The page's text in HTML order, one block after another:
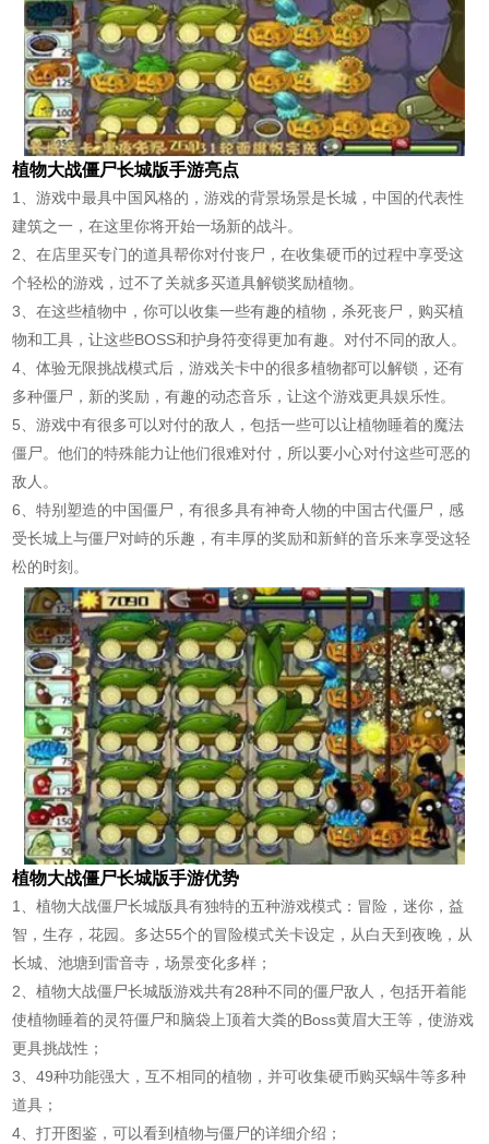
植物大战僵尸长城版手游亮点
1、游戏中最具中国风格的，游戏的背景场景是长城，中国的代表性
建筑之一，在这里你将开始一场新的战斗。
2、在店里买专门的道具帮你对付丧尸，在收集硬币的过程中享受这
个轻松的游戏，过不了关就多买道具解锁奖励植物。
3、在这些植物中，你可以收集一些有趣的植物，杀死丧尸，购买植
物和工具，让这些BOSS和护身符变得更加有趣。对付不同的敌人。
4、体验无限挑战模式后，游戏关卡中的很多植物都可以解锁，还有
多种僵尸，新的奖励，有趣的动态音乐，让这个游戏更具娱乐性。
5、游戏中有很多可以对付的敌人，包括一些可以让植物睡着的魔法
僵尸。他们的特殊能力让他们很难对付，所以要小心对付这些可恶的
敌人。
6、特别塑造的中国僵尸，有很多具有神奇人物的中国古代僵尸，感
受长城上与僵尸对峙的乐趣，有丰厚的奖励和新鲜的音乐来享受这轻
松的时刻。
植物大战僵尸长城版手游优势
1、植物大战僵尸长城版具有独特的五种游戏模式：冒险，迷你，益
智，生存，花园。多达55个的冒险模式关卡设定，从白天到夜晚，从
长城、池塘到雷音寺，场景变化多样；
2、植物大战僵尸长城版游戏共有28种不同的僵尸敌人，包括开着能
使植物睡着的灵符僵尸和脑袋上顶着大粪的Boss黄眉大王等，使游戏
更具挑战性；
3、49种功能强大，互不相同的植物，并可收集硬币购买蜗牛等多种
道具；
4、打开图鉴，可以看到植物与僵尸的详细介绍；